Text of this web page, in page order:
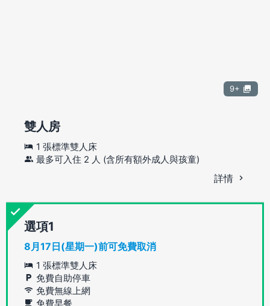
9+
雙人房
1 張標準雙人床
最多可入住 2 人 (含所有額外成人與孩童)
詳情
選項
8月17日(星期一)前可免費取消
1 張標準雙人床
免費自助停車
免費無線上網
免費早餐